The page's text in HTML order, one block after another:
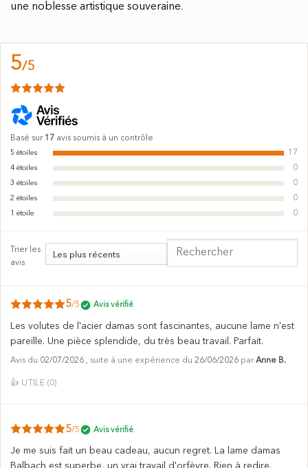
une noblesse artistique souveraine.
5/5
Basé sur 17 avis soumis à un contrôle
5 étoiles 17
4 étoiles 0
3 étoiles 0
2 étoiles 0
1 étoile 0
Trier les
avis
5/5 Avis vérifié
Les volutes de l'acier damas sont fascinantes, aucune lame n'est
pareille. Une pièce splendide, du très beau travail. Parfait.
Avis du 02/07/2026 , suite à une expérience du 26/06/2026 par Anne B.
👍 UTILE (0)
5/5 Avis vérifié
Je me suis fait un beau cadeau, aucun regret. La lame damas
Balbach est superbe, un vrai travail d'orfèvre. Rien à redire.